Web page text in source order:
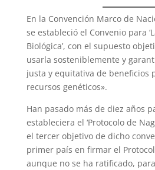
En la Convención Marco de
se estableció el Convenio para
Biológica’, con el supuesto
usarla sosteniblemente y
justa y equitativa de beneficios
recursos genéticos».
Han pasado más de diez años
estableciera el ‘Protocolo de
el tercer objetivo de dicho
primer país en firmar el
aunque no se ha ratificado,